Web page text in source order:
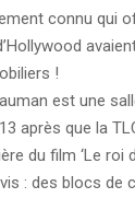
connu qui
!
est une
après que la
du film ‘Le roi
: des blocs de